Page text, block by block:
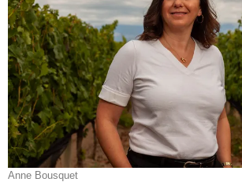
Anne Bousquet